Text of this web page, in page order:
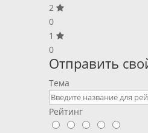
2
0
1
0
Отправить
Тема
Рейтинг